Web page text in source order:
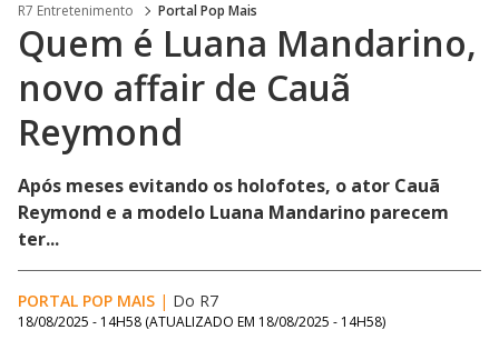
R7 Entretenimento Portal Pop Mais
Quem é Luana Mandarino,
novo affair de Cauã
Reymond
Após meses evitando os holofotes, o ator Cauã
Reymond e a modelo Luana Mandarino parecem
ter...
PORTAL POP MAIS | Do R7
18/08/2025 - 14H58 (ATUALIZADO EM 18/08/2025 - 14H58)